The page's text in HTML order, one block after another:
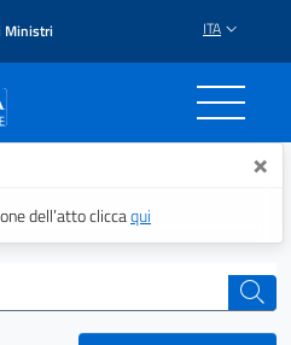
Ministri ITA
Il portale ×
dell’atto cliccaqui
cerca